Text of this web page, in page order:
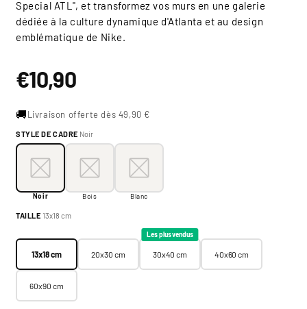
Special ATL", et transformez vos murs en une galerie
dédiée à la culture dynamique d'Atlanta et au design
emblématique de Nike.
Prix
habituel
€10,90
🚚Livraison offerte dès 49,90 €
Style de cadre:
Noir Bois Blanc
20x30 cm 30x40 cm
STYLE DE CADRE Noir
Noir Bois Blanc
TAILLE 13x18 cm
13x18 cm 20x30 cm
Les plus vendus
30x40 cm 40x60 cm
60x90 cm